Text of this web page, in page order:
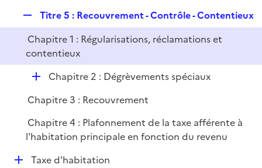
r
e
p
l
i
e
r
Titre 5 : Recouvrement - Contrôle - Contentieux
Chapitre 1 : Régularisations, réclamations et
contentieux
D
p
l
i
r
Chapitre 2 : Dégrèvements spéciaux
Chapitre 3 : Recouvrement
Chapitre 4 : Plafonnement de la taxe afférente à
l'habitation principale en fonction du revenu
DTaxe d'habitation